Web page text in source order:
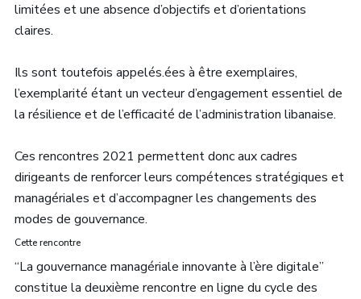
limitées et une absence d’objectifs et d’orientations
claires.
Ils sont toutefois appelés.ées à être exemplaires,
l’exemplarité étant un vecteur d’engagement essentiel de
la résilience et de l’efficacité de l’administration libanaise.
Ces rencontres 2021 permettent donc aux cadres
dirigeants de renforcer leurs compétences stratégiques et
managériales et d’accompagner les changements des
modes de gouvernance.
Cette rencontre
“La gouvernance managériale innovante à l’ère digitale”
constitue la deuxième rencontre en ligne du cycle des